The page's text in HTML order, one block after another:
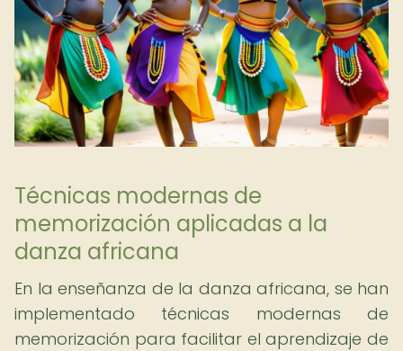
Técnicas modernas de
memorización aplicadas a la
danza africana
En la enseñanza de la danza africana, se han
implementado técnicas modernas de
memorización para facilitar el aprendizaje de